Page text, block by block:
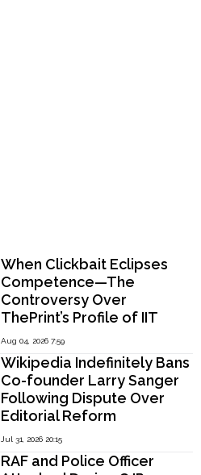
When Clickbait Eclipses
Competence—The
Controversy Over
ThePrint’s Profile of IIT
Madras Director V.
Kamakoti
Aug 04, 2026 7:59
Wikipedia Indefinitely Bans
Co-founder Larry Sanger
Following Dispute Over
Editorial Reform
Jul 31, 2026 20:15
RAF and Police Officer